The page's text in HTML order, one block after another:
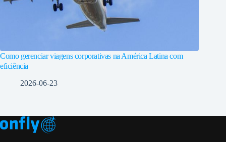
Como gerenciar viagens corporativas na América Latina com
eficiência
2026-06-23